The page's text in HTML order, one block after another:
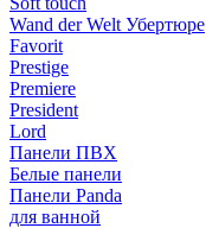
Wand der Welt Убертюре
Favorit
Prestige
Premiere
President
Lord
Панели ПВХ
Белые панели
Панели Panda
для ванной